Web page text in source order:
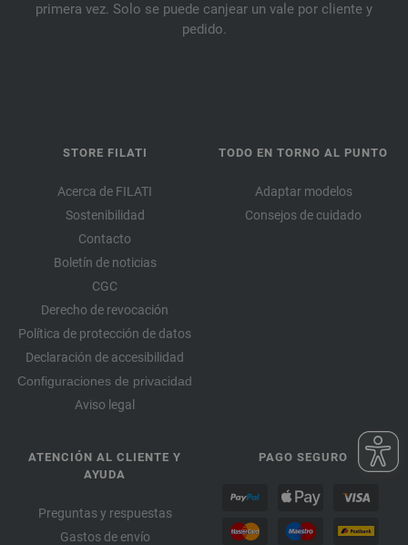
primera vez. Solo se puede canjear un vale por cliente y
pedido.
STORE FILATI
Acerca de FILATI
Sostenibilidad
Contacto
Boletín de noticias
CGC
Derecho de revocación
Política de protección de datos
Declaración de accesibilidad
Configuraciones de privacidad
Aviso legal
TODO EN TORNO AL PUNTO
Adaptar modelos
Consejos de cuidado
ATENCIÓN AL CLIENTE Y
AYUDA
Preguntas y respuestas
Gastos de envío
PAGO SEGURO